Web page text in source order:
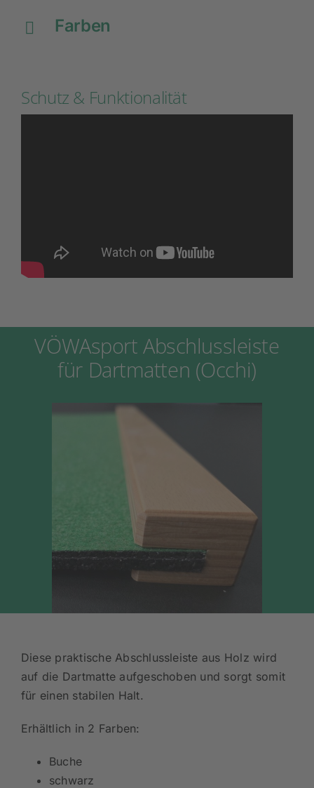
Farben
Schutz & Funktionalität
VÖWAsport Abschlussleiste
für Dartmatten (Occhi)
Diese praktische Abschlussleiste aus Holz wird
auf die Dartmatte aufgeschoben und sorgt somit
für einen stabilen Halt.
Erhältlich in 2 Farben:
Buche
schwarz